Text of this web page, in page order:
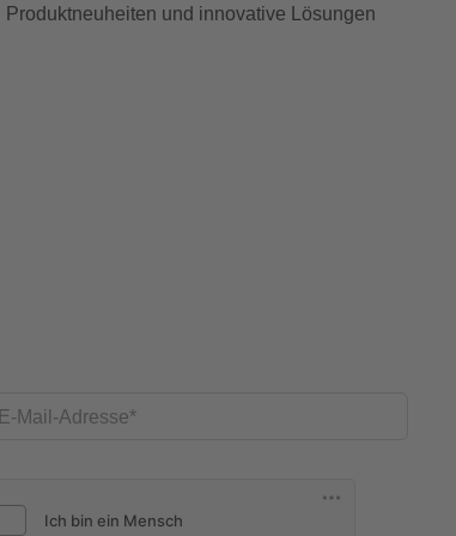
Produktneuheiten und innovative Lösungen
E-Mail-Adresse